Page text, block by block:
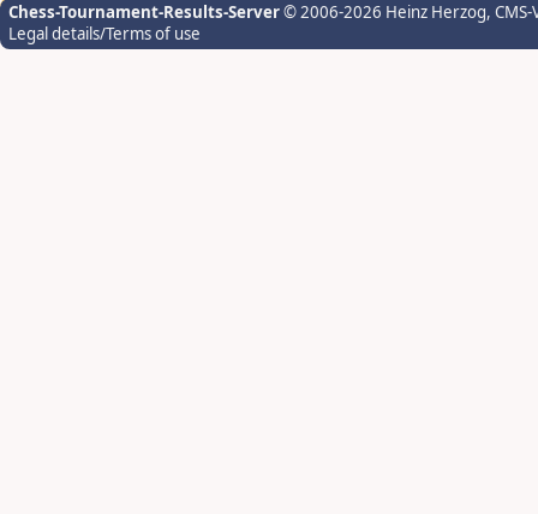
Chess-Tournament-Results-Server© 2006-2026 Heinz Herzog,
Legal details/Terms of use